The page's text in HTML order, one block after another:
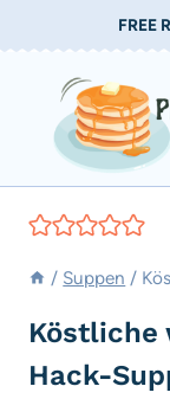
Inhalt
springen
FREE
/ Suppen /
Köstliche
Hack-